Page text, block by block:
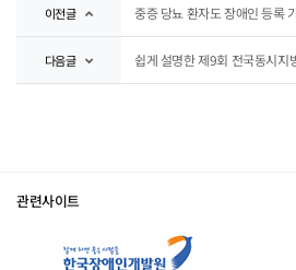
이전글
다음글
관련사이트